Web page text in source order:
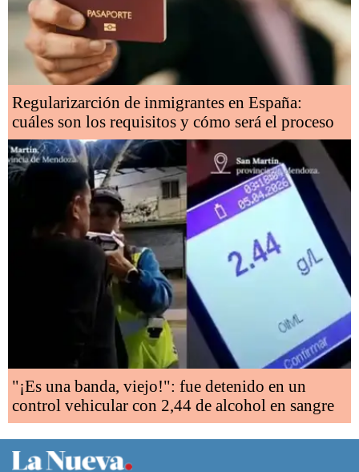
Regularizarción de inmigrantes en España:
cuáles son los requisitos y cómo será el proceso
"¡Es una banda, viejo!": fue detenido en un
control vehicular con 2,44 de alcohol en sangre